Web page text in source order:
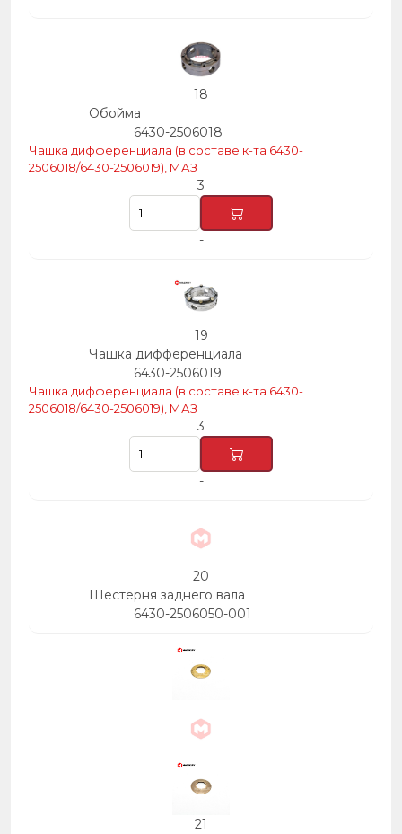
18
Обойма
6430-2506018
Чашка дифференциала (в составе к-та 6430-
2506018/6430-2506019), МАЗ
3
-
19
Чашка дифференциала
6430-2506019
Чашка дифференциала (в составе к-та 6430-
2506018/6430-2506019), МАЗ
3
-
20
Шестерня заднего вала
6430-2506050-001
21